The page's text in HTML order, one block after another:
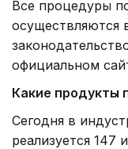
Все процедуры
осуществляются
официальном
Какие продукты
Сегодня в
реализуется 147